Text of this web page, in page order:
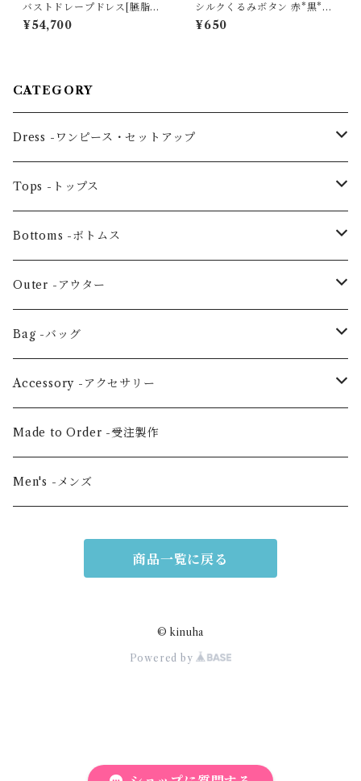
バストドレープドレス[臙脂・
金系/御所女房姿黒留袖・作家
物]
¥54,700
シルクくるみボタン 赤*黒*金
系[22mm×5個セット]
¥650
CATEGORY
Dress -ワンピース・セットアップ
One piece -ワンピースドレス
Ensemble -セットアップ
Tops -トップス
Blouse -ブラウス
Tunic -チュニック
Others -その他
Bottoms -ボトムス
Skirt -スカート
Pants -パンツ
Outer -アウター
Coat -コート
Jacket -ジャケット
Bag -バッグ
Large horizontal -横・大
Vertical medium -縦・中
Shoulder -ショルダー
Accessory -アクセサリー
Hair scrunchie -シュシュ
Mask -マスク
Others -その他
Made to Order -受注製作
Men's -メンズ
商品一覧に戻る
© kinuha
Powered by